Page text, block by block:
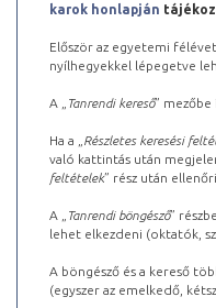
karok honlapján
Először az egyetemi
nyílhegyekkel lépegetve
A „ Tanrendi kereső”
Ha a „ Részletes keresési
való kattintás után
feltételek” rész után
A „ Tanrendi böngésző”
lehet elkezdeni (oktatók,
A böngésző és a kereső
(egyszer az emelkedő,